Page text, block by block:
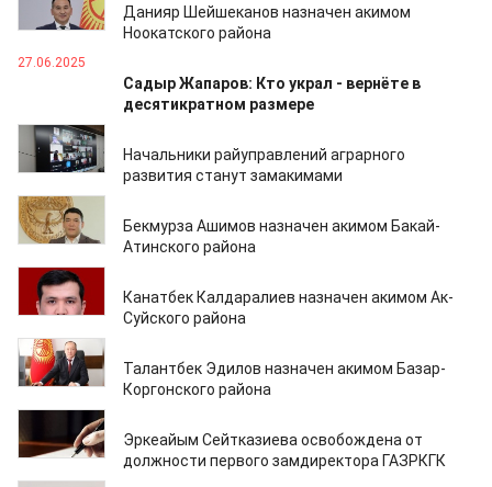
Данияр Шейшеканов назначен акимом
Ноокатского района
27.06.2025
Садыр Жапаров: Кто украл - вернёте в
десятикратном размере
16.06.2025
Начальники райуправлений аграрного
развития станут замакимами
02.06.2025
Бекмурза Ашимов назначен акимом Бакай-
Атинского района
07.04.2025
Канатбек Калдаралиев назначен акимом Ак-
Суйского района
28.03.2025
Талантбек Эдилов назначен акимом Базар-
Коргонского района
Эркеайым Сейтказиева освобождена от
должности первого замдиректора ГАЗРКГК